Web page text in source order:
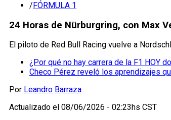
/FÓRMULA 1
24 Horas de Nürburgring, con Max
El piloto de Red Bull Racing vuelve a
¿Por qué no hay carrera de la F1 HOY
Checo Pérez reveló los aprendizajes
Por Leandro Barraza
Actualizado el 08/06/2026 - 02:23hs CST